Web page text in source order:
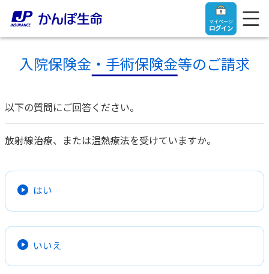
マイページ
ログイン
トップ
ご契約者さま
マイページログイン
入院保険金・手術保険金のご請求
法人のお客さま
【まずはご相談ください】企業経営でお悩みの方はこ
ちら
お役立ち情報
入院保険金・手術保険金等のご請求
以下の質問にご回答ください。
放射線治療、または温熱療法を受けていますか。
はい
いいえ